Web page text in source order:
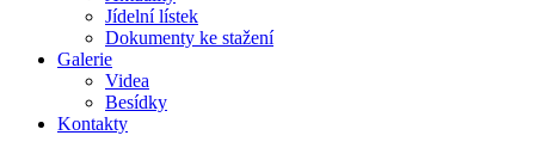
Jídelní lístek
Dokumenty ke stažení
Galerie
Videa
Besídky
Kontakty